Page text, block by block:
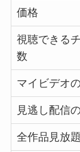
価格
視聴できる
数
マイビデオ
見逃し配信
全作品見放題